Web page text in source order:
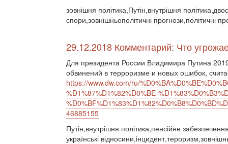
зовнішня політика,Путін,внутрішня
спори,зовнішньополітичні прогнози,політичні
29.12.2018 Комментарий: Что
Для президента России Владимира Путина
обвинений в терроризме и новых ошибок,
https://www.dw.com/ru/
%D1%87%D1%82%D0%BE-
46885155
Путін,внутрішня політика,пенсійне
українські